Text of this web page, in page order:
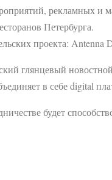
рекламных и
Петербурга.
проекта: Antenna
глянцевый
в себе digital
будет